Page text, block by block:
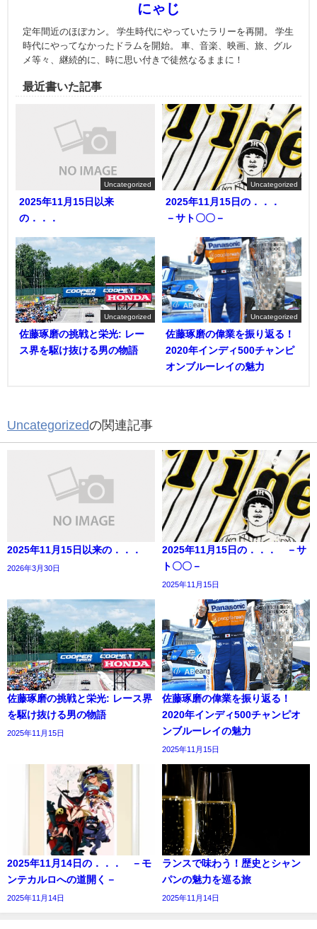
にゃじ
定年間近のほぼカン。 学生時代にやっていたラリーを再開。 学生
時代にやってなかったドラムを開始。 車、音楽、映画、旅、グル
メ等々、継続的に、時に思い付きで徒然なるままに！
最近書いた記事
Uncategorized
2025年11月15日以来
の．．．
Uncategorized
2025年11月15日の．．．
－サト〇〇－
Uncategorized
佐藤琢磨の挑戦と栄光: レー
ス界を駆け抜ける男の物語
Uncategorized
佐藤琢磨の偉業を振り返る！
2020年インディ500チャンピ
オンブルーレイの魅力
Uncategorizedの関連記事
2025年11月15日以来の．．．
2026年3月30日
2025年11月15日の．．． －サ
ト〇〇－
2025年11月15日
佐藤琢磨の挑戦と栄光: レース界
を駆け抜ける男の物語
2025年11月15日
佐藤琢磨の偉業を振り返る！
2020年インディ500チャンピオ
ンブルーレイの魅力
2025年11月15日
2025年11月14日の．．． －モ
ンテカルロへの道開く－
2025年11月14日
ランスで味わう！歴史とシャン
パンの魅力を巡る旅
2025年11月14日